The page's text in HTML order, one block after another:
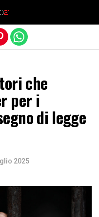
che
per i
di legge
2025